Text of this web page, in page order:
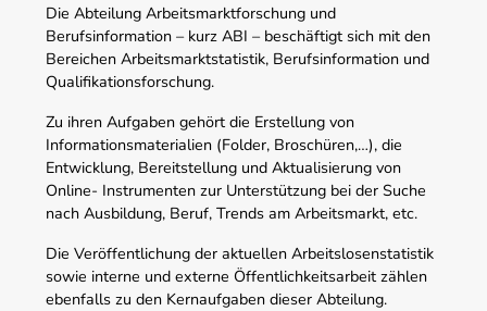
Die Abteilung Arbeitsmarktforschung und
Berufsinformation – kurz ABI – beschäftigt sich mit den
Bereichen Arbeitsmarktstatistik, Berufsinformation und
Qualifikationsforschung.
Zu ihren Aufgaben gehört die Erstellung von
Informationsmaterialien (Folder, Broschüren,…), die
Entwicklung, Bereitstellung und Aktualisierung von
Online- Instrumenten zur Unterstützung bei der Suche
nach Ausbildung, Beruf, Trends am Arbeitsmarkt, etc.
Die Veröffentlichung der aktuellen Arbeitslosenstatistik
sowie interne und externe Öffentlichkeitsarbeit zählen
ebenfalls zu den Kernaufgaben dieser Abteilung.